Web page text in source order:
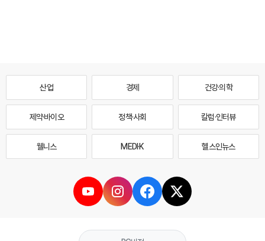
산업 경제 건강·의학
제약·바이오 정책·사회 칼럼·인터뷰
웰니스 MEDI·K 헬스인뉴스